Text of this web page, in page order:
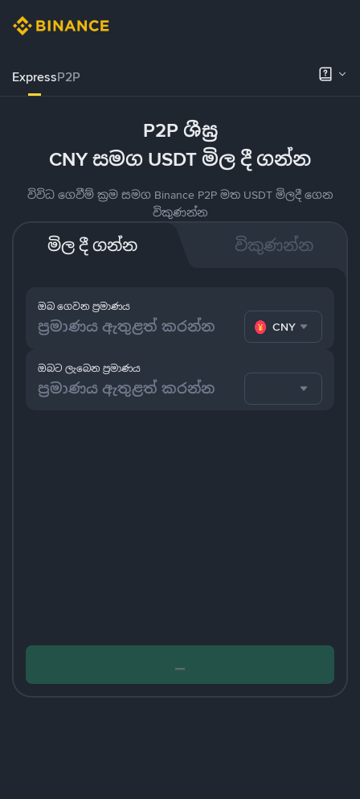
ExpressP2P
P2P ශීඝ්‍ර
CNY සමග USDT මිල දී ගන්න
විවිධ ගෙවීම් ක්‍රම සමග Binance P2P මත USDT මිලදී ගෙන
විකුණන්න
මිල දී ගන්න විකුණන්න
ඔබ ගෙවන ප්‍රමාණය
CNY
ඔබට ලැබෙන ප්‍රමාණය